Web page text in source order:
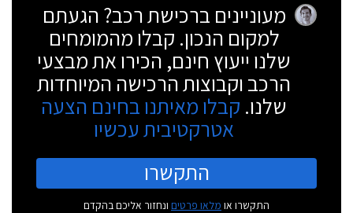
מעוניינים ברכישת רכב? הגעתם
למקום הנכון. קבלו מהמומחים
שלנו ייעוץ חינם, הכירו את מבצעי
הרכב וקבוצות הרכישה המיוחדות
שלנו. קבלו מאיתנו בחינם הצעה
אטרקטיבית עכשיו
התקשרו
התקשרו או מלאו פרטים ונחזור אליכם בהקדם